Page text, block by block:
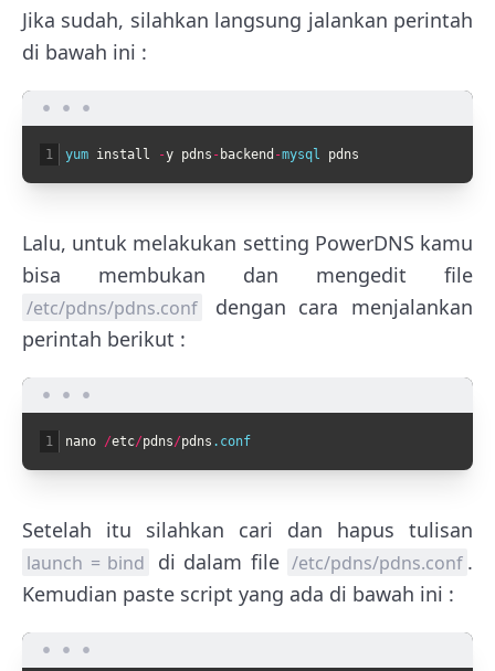
Jika sudah, silahkan langsung jalankan perintah
di bawah ini :
1 yum install -y pdns - backend -mysql pdns
Lalu, untuk melakukan setting PowerDNS kamu
bisa membukan dan mengedit file
/etc/pdns/pdns.conf
dengan cara menjalankan
perintah berikut :
1 nano /etc/pdns/pdns .conf
Setelah itu silahkan cari dan hapus tulisan
launch = bind di dalam file /etc/pdns/pdns.conf .
Kemudian paste script yang ada di bawah ini :